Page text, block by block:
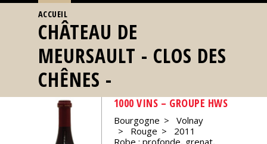
À
la
une
Reportages
Nos
événements
VOUS ÊTES ICI
ACCUEIL
CHÂTEAU DE
MEURSAULT - CLOS DES
CHÊNES -
1000 VINS – GROUPE HWS
Bourgogne
Volnay
Rouge
2011
Robe : profonde, grenat,